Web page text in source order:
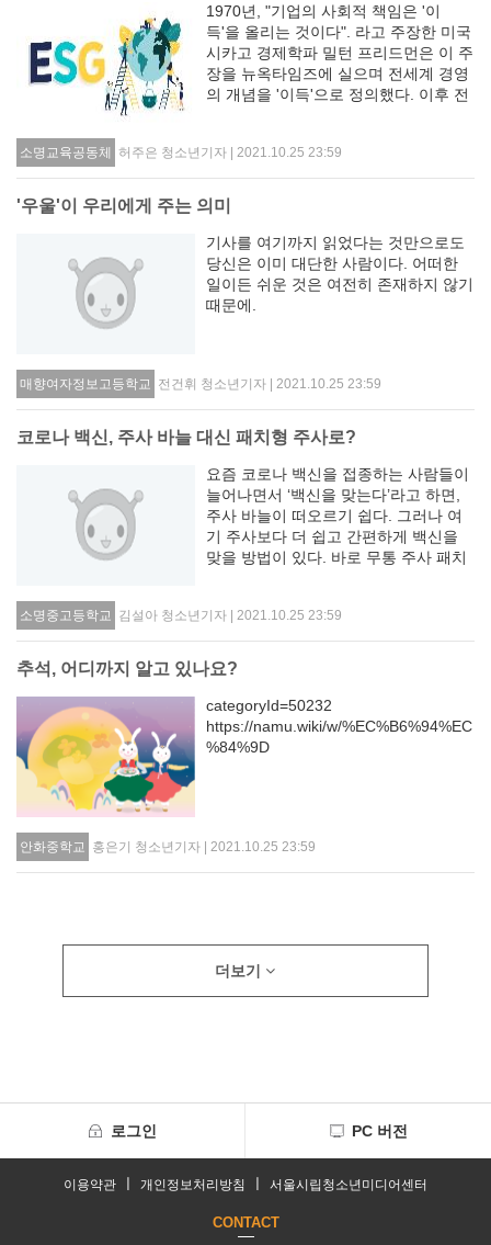
1970년, "기업의 사회적 책임은 '이
득'을 올리는 것이다". 라고 주장한 미국
시카고 경제학파 밀턴 프리드먼은 이 주
장을 뉴옥타임즈에 실으며 전세계 경영
의 개념을 '이득'으로 정의했다. 이후 전
다. 하지만 최근 사람들의 인식 변화에
따라...
소명교육공동체 허주은 청소년기자 | 2021.10.25 23:59
'우울'이 우리에게 주는 의미
기사를 여기까지 읽었다는 것만으로도
당신은 이미 대단한 사람이다. 어떠한
일이든 쉬운 것은 여전히 존재하지 않기
때문에.
매향여자정보고등학교 전건휘 청소년기자 | 2021.10.25 23:59
코로나 백신, 주사 바늘 대신 패치형 주사로?
요즘 코로나 백신을 접종하는 사람들이
늘어나면서 ‘백신을 맞는다’라고 하면,
주사 바늘이 떠오르기 쉽다. 그러나 여
기 주사보다 더 쉽고 간편하게 백신을
맞을 방법이 있다. 바로 무통 주사 패치
로나 백신 말고도 결핵, B형 간염등의
예방..
소명중고등학교 김설아 청소년기자 | 2021.10.25 23:59
추석, 어디까지 알고 있나요?
categoryId=50232
https://namu.wiki/w/%EC%B6%94%EC
%84%9D
안화중학교 홍은기 청소년기자 | 2021.10.25 23:59
더보기
로그인 PC 버전
이용약관 개인정보처리방침 서울시립청소년미디어센터
CONTACT